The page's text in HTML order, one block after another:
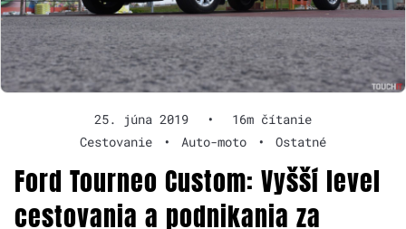
25. júna 2019 •
16m čítanie
Cestovanie
• Auto-moto • Ostatné
Ford Tourneo Custom: Vyšší level
cestovania a podnikania za